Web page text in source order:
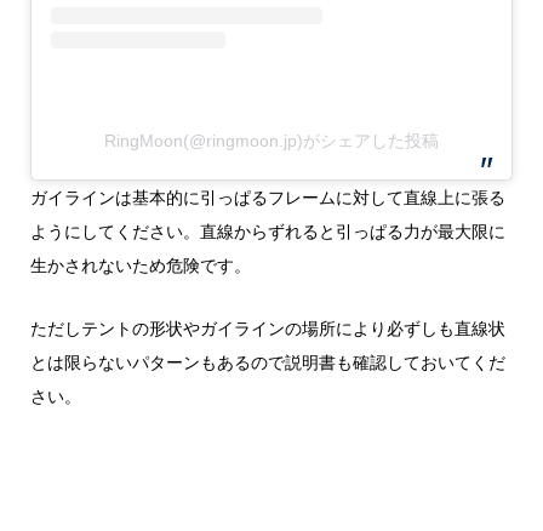
RingMoon(@ringmoon.jp)がシェアした投稿
ガイラインは基本的に引っぱるフレームに対して直線上に張る
ようにしてください。直線からずれると引っぱる力が最大限に
生かされないため危険です。
ただしテントの形状やガイラインの場所により必ずしも直線状
とは限らないパターンもあるので説明書も確認しておいてくだ
さい。